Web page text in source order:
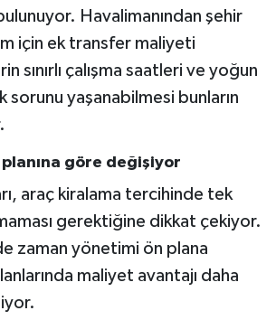
Havalimanından şehir
için ek transfer maliyeti
sınırlı çalışma saatleri ve yoğun
yaşanabilmesi bunların
göre değişiyor
araç kiralama tercihinde tek
gerektiğine dikkat çekiyor.
zaman yönetimi ön plana
maliyet avantajı daha